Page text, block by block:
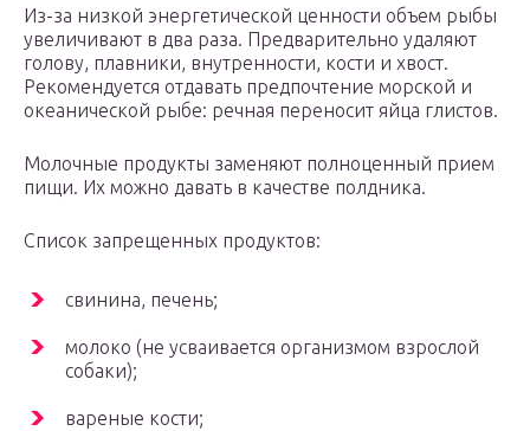
Из-за низкой энергетической ценности объем рыбы
увеличивают в два раза. Предварительно удаляют
голову, плавники, внутренности, кости и хвост.
Рекомендуется отдавать предпочтение морской и
океанической рыбе: речная переносит яйца глистов.
Молочные продукты заменяют полноценный прием
пищи. Их можно давать в качестве полдника.
Список запрещенных продуктов:
свинина, печень;
молоко (не усваивается организмом взрослой
собаки);
вареные кости;